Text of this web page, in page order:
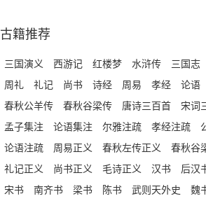
古籍推荐
三国演义 西游记 红楼梦 水浒传 三国志
周礼
礼记 尚书 诗经 周易 孝经 论语
春秋公羊传
春秋谷梁传 唐诗三百首 宋词
孟子集注
论语集注 尔雅注疏 孝经注疏
论语注疏
周易正义 春秋左传正义 春秋谷
礼记正义
尚书正义 毛诗正义 汉书 后汉
宋书
南齐书 梁书 陈书 武则天外史 魏